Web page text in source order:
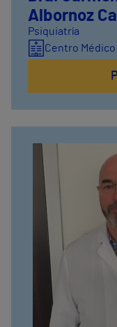
Albornoz
Psiquiatría
Centro